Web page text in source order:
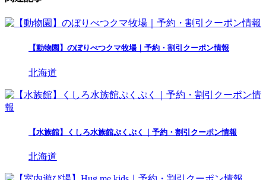
【動物園】のぼりべつクマ牧場｜予約・割引クーポン情報
北海道
【水族館】くしろ水族館ぷくぷく｜予約・割引クーポン情報
北海道